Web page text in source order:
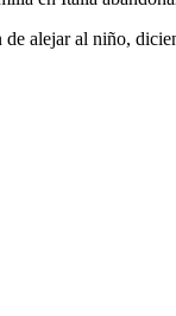
alejar al niño,